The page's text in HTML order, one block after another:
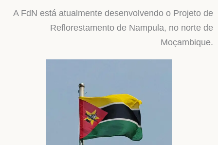
A FdN está atualmente desenvolvendo o Projeto de
Reflorestamento de Nampula, no norte de
Moçambique.